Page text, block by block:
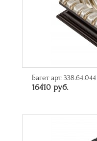
Багет арт. 338.64.044
16410 руб.